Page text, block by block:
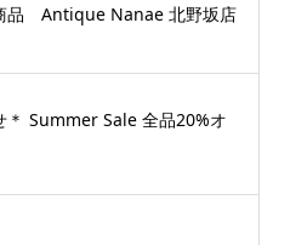
品 Antique Nanae 北野坂店
＊ Summer Sale 全品20%オ